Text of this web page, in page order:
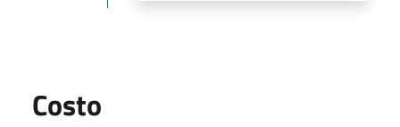
Costo